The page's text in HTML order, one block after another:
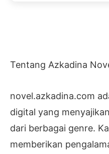
Tentang Azkadina
novel.azkadina.com
digital yang
dari berbagai genre.
memberikan